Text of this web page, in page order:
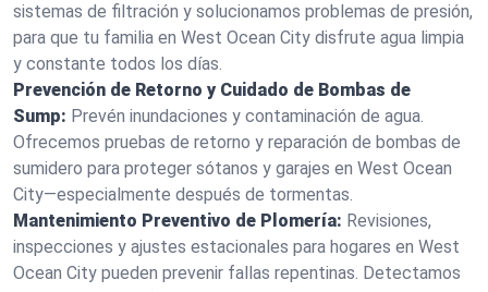
sistemas de filtración y solucionamos problemas de presión,
para que tu familia en West Ocean City disfrute agua limpia
y constante todos los días.
Prevención de Retorno y Cuidado de Bombas de
Sump: Prevén inundaciones y contaminación de agua.
Ofrecemos pruebas de retorno y reparación de bombas de
sumidero para proteger sótanos y garajes en West Ocean
City—especialmente después de tormentas.
Mantenimiento Preventivo de Plomería: Revisiones,
inspecciones y ajustes estacionales para hogares en West
Ocean City pueden prevenir fallas repentinas. Detectamos